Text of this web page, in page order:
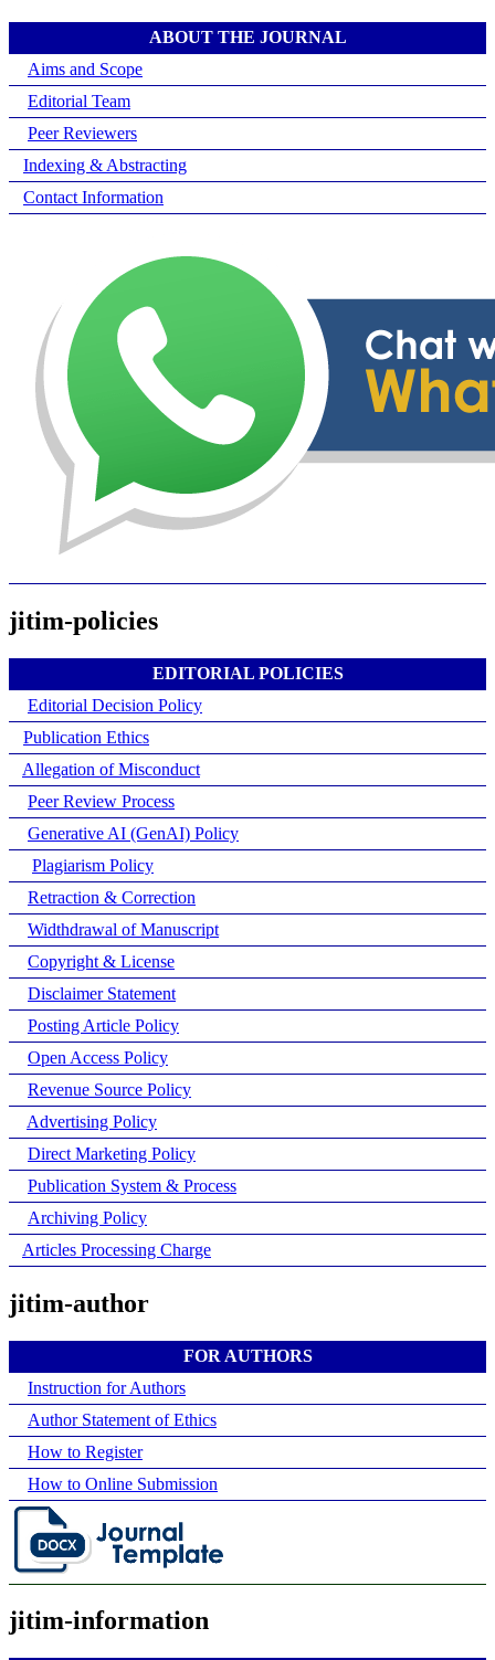
ABOUT THE JOURNAL
Aims and Scope
Editorial Team
Peer Reviewers
Indexing & Abstracting
Contact Information
jitim-policies
EDITORIAL POLICIES
Editorial Decision Policy
Publication Ethics
Allegation of Misconduct
Peer Review Process
Generative AI (GenAI) Policy
Plagiarism Policy
Retraction & Correction
Widthdrawal of Manuscript
Copyright & License
Disclaimer Statement
Posting Article Policy
Open Access Policy
Revenue Source Policy
Advertising Policy
Direct Marketing Policy
Publication System & Process
Archiving Policy
Articles Processing Charge
jitim-author
FOR AUTHORS
Instruction for Authors
Author Statement of Ethics
How to Register
How to Online Submission
jitim-information